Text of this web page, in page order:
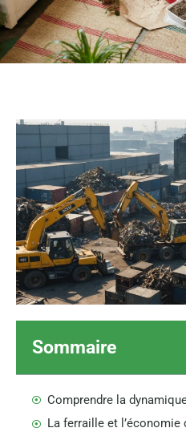
Sommaire
Comprendre la